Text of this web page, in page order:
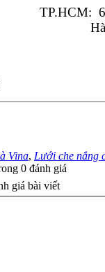
TP.HCM:
Vina, Lưới che nắng
0 đánh giá
giá bài viết